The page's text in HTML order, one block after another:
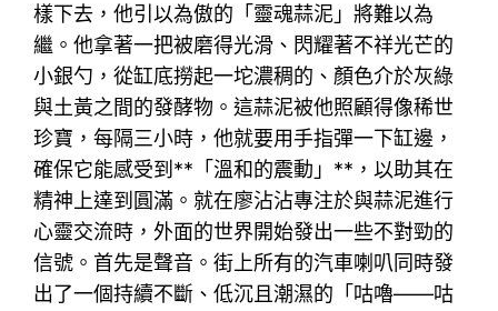
樣下去，他引以為傲的「靈魂蒜泥」將難以為
繼。他拿著一把被磨得光滑、閃耀著不祥光芒的
小銀勺，從缸底撈起一坨濃稠的、顏色介於灰綠
與土黃之間的發酵物。這蒜泥被他照顧得像稀世
珍寶，每隔三小時，他就要用手指彈一下缸邊，
確保它能感受到**「溫和的震動」**，以助其在
精神上達到圓滿。就在廖沾沾專注於與蒜泥進行
心靈交流時，外面的世界開始發出一些不對勁的
信號。首先是聲音。街上所有的汽車喇叭同時發
出了一個持續不斷、低沉且潮濕的「咕嚕——咕